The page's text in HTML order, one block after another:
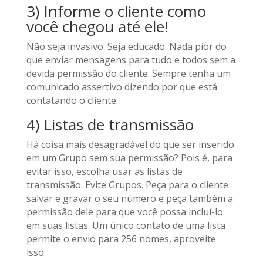
3) Informe o cliente como
você chegou até ele!
Não seja invasivo. Seja educado. Nada pior do
que enviar mensagens para tudo e todos sem a
devida permissão do cliente. Sempre tenha um
comunicado assertivo dizendo por que está
contatando o cliente.
4) Listas de transmissão
Há coisa mais desagradável do que ser inserido
em um Grupo sem sua permissão? Pois é, para
evitar isso, escolha usar as listas de
transmissão. Evite Grupos. Peça para o cliente
salvar e gravar o seu número e peça também a
permissão dele para que você possa incluí-lo
em suas listas. Um único contato de uma lista
permite o envio para 256 nomes, aproveite
isso.